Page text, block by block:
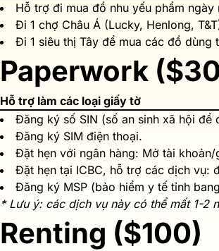
Hỗ trợ đi mua đồ nhu yếu phẩm ngày
Đi 1 chợ Châu Á (Lucky, Henlong,
Đi 1 siêu thị Tây để mua các đồ
Paperwork
Hỗ trợ làm các loại giấy tờ
Đăng ký số SIN (số an sinh xã hội để
Đăng ký SIM điện thoại.
Đặt hẹn với ngân hàng: Mở tài khoản/
Đặt hẹn tại ICBC, hỗ trợ các dịch vụ:
Đăng ký MSP (bảo hiểm y tế tỉnh
* Lưu ý: các dịch vụ này có thể mất 1-2
Renting ($100)